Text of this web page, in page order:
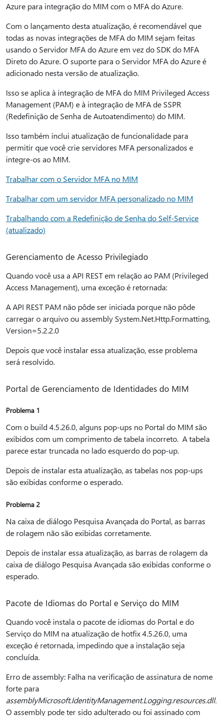
Azure para integração do MIM com o MFA do Azure.
Com o lançamento desta atualização, é recomendável que
todas as novas integrações de MFA do MIM sejam feitas
usando o Servidor MFA do Azure em vez do SDK do MFA
Direto do Azure. O suporte para o Servidor MFA do Azure é
adicionado nesta versão de atualização.
Isso se aplica à integração de MFA do MIM Privileged Access
Management (PAM) e à integração de MFA de SSPR
(Redefinição de Senha de Autoatendimento) do MIM.
Isso também inclui atualização de funcionalidade para
permitir que você crie servidores MFA personalizados e
integre-os ao MIM.
Trabalhar com o Servidor MFA no MIM
Trabalhar com um servidor MFA personalizado no MIM
Trabalhando com a Redefinição de Senha do Self-Service
(atualizado)
Gerenciamento de Acesso Privilegiado
Quando você usa a API REST em relação ao PAM (Privileged
Access Management), uma exceção é retornada:
A API REST PAM não pôde ser iniciada porque não pôde
carregar o arquivo ou assembly System.Net.Http.Formatting,
Version=5.2.2.0
Depois que você instalar essa atualização, esse problema
será resolvido.
Portal de Gerenciamento de Identidades do MIM
Problema 1
Com o build 4.5.26.0, alguns pop-ups no Portal do MIM são
exibidos com um comprimento de tabela incorreto. A tabela
parece estar truncada no lado esquerdo do pop-up.
Depois de instalar esta atualização, as tabelas nos pop-ups
são exibidas conforme o esperado.
Problema 2
Na caixa de diálogo Pesquisa Avançada do Portal, as barras
de rolagem não são exibidas corretamente.
Depois de instalar essa atualização, as barras de rolagem da
caixa de diálogo Pesquisa Avançada são exibidas conforme o
esperado.
Pacote de Idiomas do Portal e Serviço do MIM
Quando você instala o pacote de idiomas do Portal e do
Serviço do MIM na atualização de hotfix 4.5.26.0, uma
exceção é retornada, impedindo que a instalação seja
concluída.
Erro de assembly: Falha na verificação de assinatura de nome
forte para
assemblyMicrosoft.IdentityManagement.Logging.resources.dll.
O assembly pode ter sido adulterado ou foi assinado com